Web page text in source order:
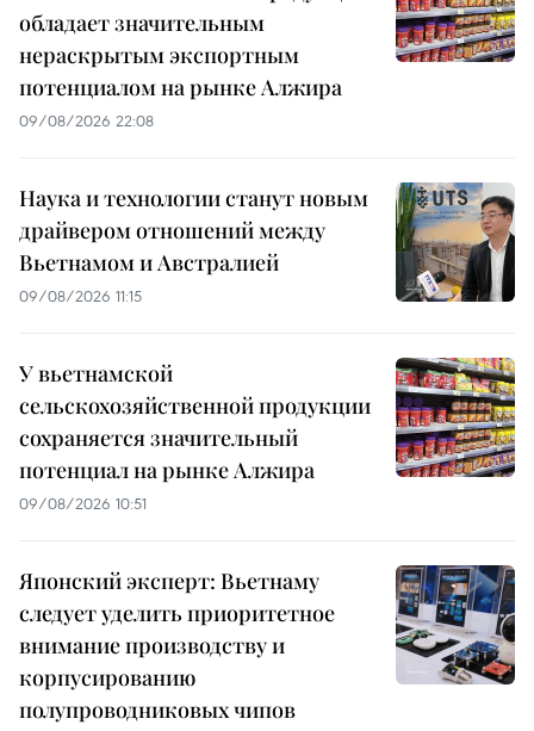
обладает значительным
нераскрытым экспортным
потенциалом на рынке Алжира
09/08/2026 22:08
Наука и технологии станут новым
драйвером отношений между
Вьетнамом и Австралией
09/08/2026 11:15
У вьетнамской
сельскохозяйственной продукции
сохраняется значительный
потенциал на рынке Алжира
09/08/2026 10:51
Японский эксперт: Вьетнаму
следует уделить приоритетное
внимание производству и
корпусированию
полупроводниковых чипов